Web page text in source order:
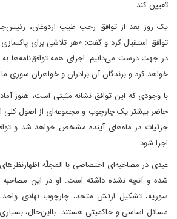
تعیین کند.
یک روز بعد از توافق رجب طیب اردوغان،
توافق استقبال کرد و گفت: «هر تلاشی برای
در جهت درست می‌دانیم. اجرای همه توافق‌نامه‌ها
خواهد کرد و برندگان آن برادران و خواهران سوری
با وجودی که این توافق نشانه‌ مثبتی است، هنوز
حاضر بیشتر یک چارچوب و مجموعه‌ای از اصول کلی
جزئیات در ماه‌های آینده مشخص خواهد شد و
اجرا شود.
عبدی در مصاحبه‌ای اختصاصی با المجلّه
شده و آنچه نشده داشته است. او در این
سوریه، تشکیل ارتش متحد، چارچوب نهادی
مسائل اساسی و حاکمیتی هستند. بااین‌حال، بسیاری